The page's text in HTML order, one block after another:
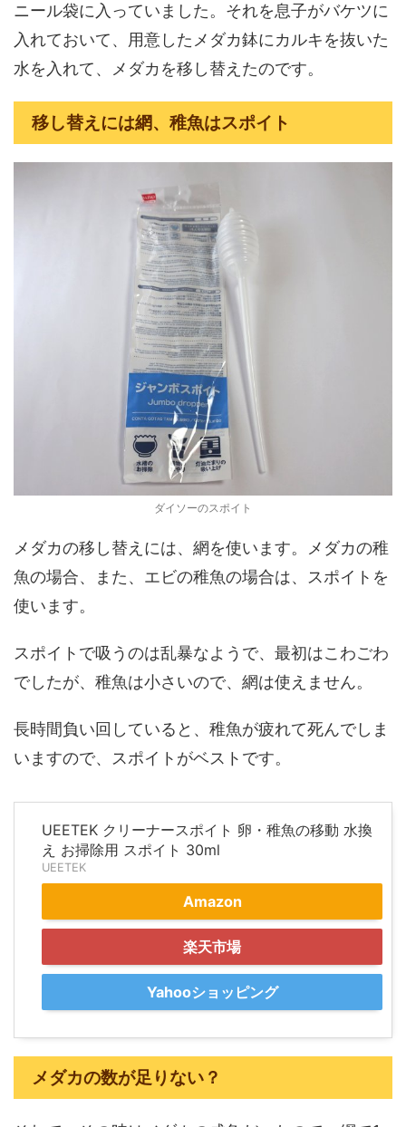
ニール袋に入っていました。それを息子がバケツに
入れておいて、用意したメダカ鉢にカルキを抜いた
水を入れて、メダカを移し替えたのです。
移し替えには網、稚魚はスポイト
ダイソーのスポイト
メダカの移し替えには、網を使います。メダカの稚
魚の場合、また、エビの稚魚の場合は、スポイトを
使います。
スポイトで吸うのは乱暴なようで、最初はこわごわ
でしたが、稚魚は小さいので、網は使えません。
長時間負い回していると、稚魚が疲れて死んでしま
いますので、スポイトがベストです。
UEETEK クリーナースポイト 卵・稚魚の移動 水換
え お掃除用 スポイト 30ml
UEETEK
Amazon
楽天市場
Yahooショッピング
メダカの数が足りない？